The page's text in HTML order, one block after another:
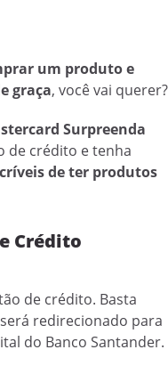
um produto e
graça, você vai querer?
Surpreenda
de crédito e tenha
de ter produtos
Crédito
de crédito. Basta
redirecionado para
do Banco Santander.